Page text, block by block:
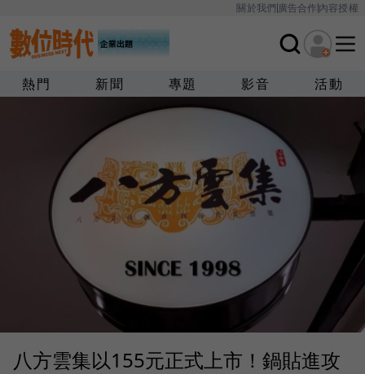
關於我們廣告合作內容授權
熱門 新聞 專題 影音 活動
八方雲集以155元正式上市！鍋貼進攻